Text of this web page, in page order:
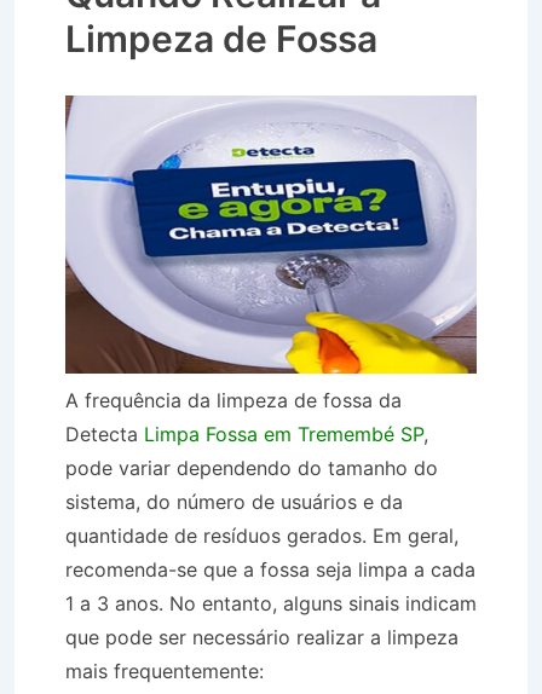
Limpeza de Fossa
A frequência da limpeza de fossa da
Detecta Limpa Fossa em Tremembé SP,
pode variar dependendo do tamanho do
sistema, do número de usuários e da
quantidade de resíduos gerados. Em geral,
recomenda-se que a fossa seja limpa a cada
1 a 3 anos. No entanto, alguns sinais indicam
que pode ser necessário realizar a limpeza
mais frequentemente: